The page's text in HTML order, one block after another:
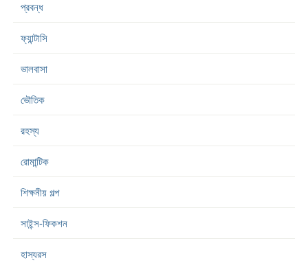
প্রবন্ধ
ফ্যান্টাসি
ভালবাসা
ভৌতিক
রহস্য
রোমান্টিক
শিক্ষনীয় গল্প
সাইন্স-ফিকশন
হাস্যরস